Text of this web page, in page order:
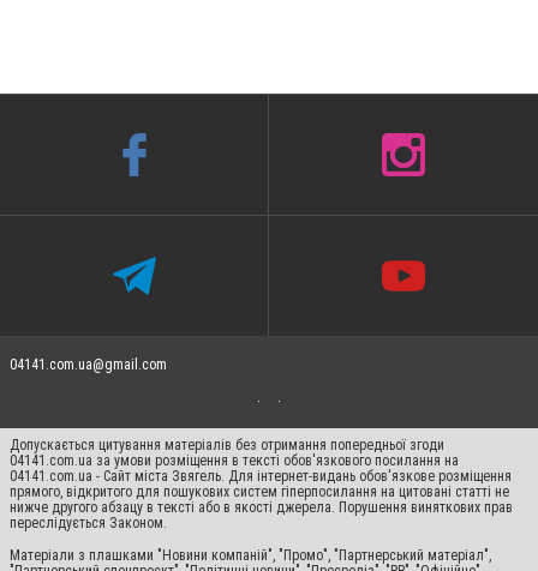
04141.com.ua@gmail.com
Допускається цитування матеріалів без отримання попередньої згоди
04141.com.ua за умови розміщення в тексті обов'язкового посилання на
04141.com.ua - Сайт міста Звягель. Для інтернет-видань обов'язкове розміщення
прямого, відкритого для пошукових систем гіперпосилання на цитовані статті не
нижче другого абзацу в тексті або в якості джерела. Порушення виняткових прав
переслідується Законом.
Матеріали з плашками "Новини компаній", "Промо", "Партнерський матеріал",